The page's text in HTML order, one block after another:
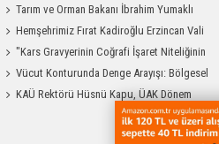
Tarım ve Orman Bakanı İbrahim Yumaklı
Kars'a Geliyor
Hemşehrimiz Fırat Kadiroğlu Erzincan Vali
Yardımcılığına Atandı
"Kars Gravyerinin Coğrafi İşaret Niteliğinin
Güçlendirilmesi Projesi"
Vücut Konturunda Denge Arayışı: Bölgesel
Yağ Alma Sürecinin Tüm Aşamaları
KAÜ Rektörü Hüsnü Kapu, ÜAK Dönem